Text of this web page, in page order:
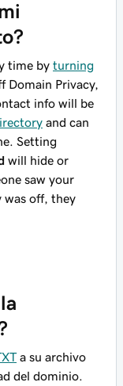
time by turning
Domain Privacy,
info will be
and can
Setting
will hide or
saw your
was off, they
a su archivo
del dominio.